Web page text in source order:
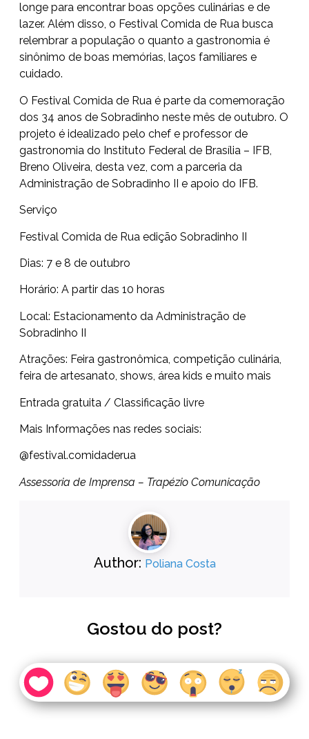
longe para encontrar boas opções culinárias e de
lazer. Além disso, o Festival Comida de Rua busca
relembrar a população o quanto a gastronomia é
sinônimo de boas memórias, laços familiares e
cuidado.
O Festival Comida de Rua é parte da comemoração
dos 34 anos de Sobradinho neste mês de outubro. O
projeto é idealizado pelo chef e professor de
gastronomia do Instituto Federal de Brasília – IFB,
Breno Oliveira, desta vez, com a parceria da
Administração de Sobradinho II e apoio do IFB.
Serviço
Festival Comida de Rua edição Sobradinho II
Dias: 7 e 8 de outubro
Horário: A partir das 10 horas
Local: Estacionamento da Administração de
Sobradinho II
Atrações: Feira gastronômica, competição culinária,
feira de artesanato, shows, área kids e muito mais
Entrada gratuita / Classificação livre
Mais Informações nas redes sociais:
@festival.comidaderua
Assessoria de Imprensa – Trapézio Comunicação
Author: Poliana Costa
Gostou do post?